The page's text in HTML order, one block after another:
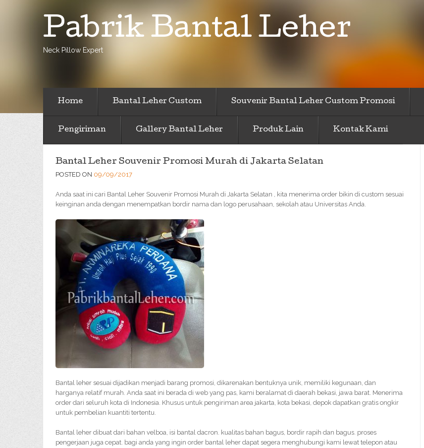
Pabrik Bantal Leher
Neck Pillow Expert
Home Bantal Leher Custom Souvenir Bantal Leher Custom Promosi
Pengiriman Gallery Bantal Leher Produk Lain Kontak Kami
Bantal Leher Souvenir Promosi Murah di Jakarta Selatan
POSTED ON 09/09/2017
Anda saat ini cari Bantal Leher Souvenir Promosi Murah di Jakarta Selatan , kita menerima order bikin di custom sesuai
keinginan anda dengan menempatkan bordir nama dan logo perusahaan, sekolah atau Universitas Anda.
Bantal leher sesuai dijadikan menjadi barang promosi, dikarenakan bentuknya unik, memiliki kegunaan, dan
harganya relatif murah. Anda saat ini berada di web yang pas, kami beralamat di daerah bekasi, jawa barat. Menerima
order dari seluruh kota di Indonesia. Khusus untuk pengiriman area jakarta, kota bekasi, depok dapatkan gratis ongkir
untuk pembelian kuantiti tertentu.
Bantal leher dibuat dari bahan velboa, isi bantal dacron. kualitas bahan bagus, bordir rapih dan bagus. proses
pengerjaan juga cepat. bagi anda yang ingin order bantal leher dapat segera menghubungi kami lewat telepon atau